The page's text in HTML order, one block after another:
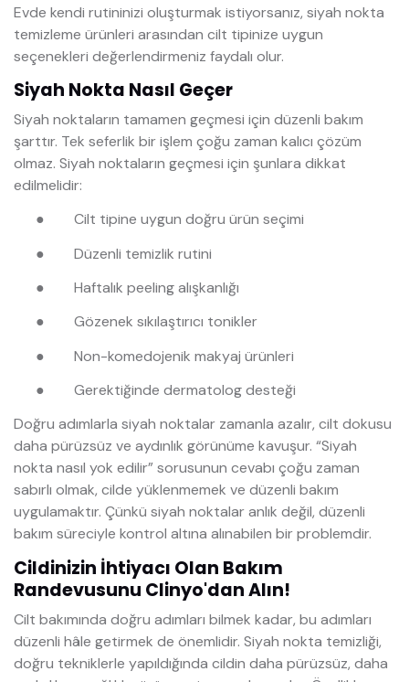
Evde kendi rutininizi oluşturmak istiyorsanız, siyah nokta
temizleme ürünleri arasından cilt tipinize uygun
seçenekleri değerlendirmeniz faydalı olur.
Siyah Nokta Nasıl Geçer
Siyah noktaların tamamen geçmesi için düzenli bakım
şarttır. Tek seferlik bir işlem çoğu zaman kalıcı çözüm
olmaz. Siyah noktaların geçmesi için şunlara dikkat
edilmelidir:
●
Cilt tipine uygun doğru ürün seçimi
●
Düzenli temizlik rutini
●
Haftalık peeling alışkanlığı
●
Gözenek sıkılaştırıcı tonikler
●
Non-komedojenik makyaj ürünleri
●
Gerektiğinde dermatolog desteği
Doğru adımlarla siyah noktalar zamanla azalır, cilt dokusu
daha pürüzsüz ve aydınlık görünüme kavuşur. “Siyah
nokta nasıl yok edilir” sorusunun cevabı çoğu zaman
sabırlı olmak, cilde yüklenmemek ve düzenli bakım
uygulamaktır. Çünkü siyah noktalar anlık değil, düzenli
bakım süreciyle kontrol altına alınabilen bir problemdir.
Cildinizin İhtiyacı Olan Bakım
Randevusunu Clinyo'dan Alın!
Cilt bakımında doğru adımları bilmek kadar, bu adımları
düzenli hâle getirmek de önemlidir. Siyah nokta temizliği,
doğru tekniklerle yapıldığında cildin daha pürüzsüz, daha